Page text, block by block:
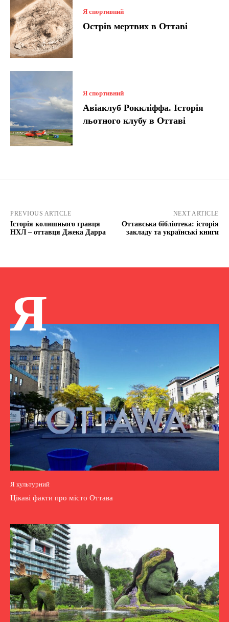
Я спортивний
Острів мертвих в Оттаві
Я спортивний
Авіаклуб Роккліффа. Історія
льотного клубу в Оттаві
PREVIOUS ARTICLE
Історія колишнього гравця
НХЛ – оттавця Джека Дарра
NEXT ARTICLE
Оттавська бібліотека: історія
закладу та українські книги
Я
Я культурний
Цікаві факти про місто Оттава